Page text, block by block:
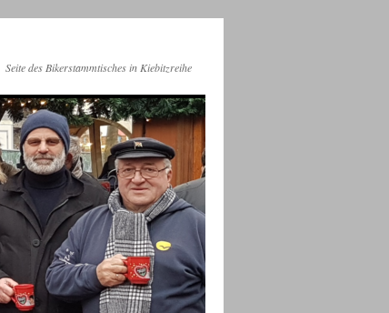
Seite des Bikerstammtisches in Kiebitzreihe